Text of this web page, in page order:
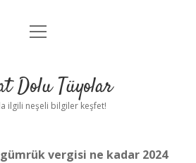
Gizlilik Politikası
Yasal Uyarı
menüyü
Dolu Tüyolar
ilgili neşeli bilgiler keşfet!
vergisi ne kadar 2024